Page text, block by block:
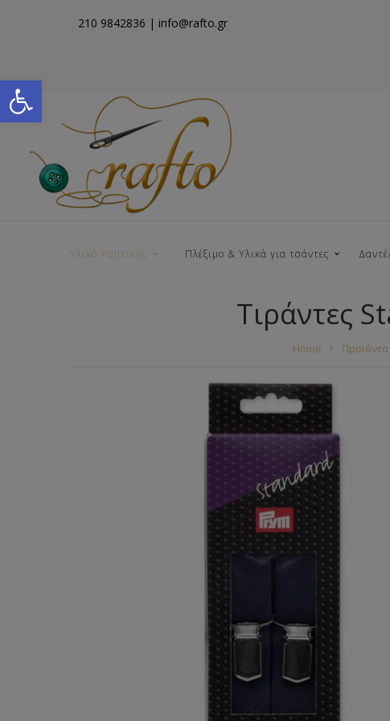
Open toolbar
210 9842836 | info@rafto.gr
Υλικά Ραπτικής Πλέξιμο & Υλικά για τσάντες
Νήματα για Τσάντες
Ιμάντες
Πλέγματα
Τιράντες
Home Προϊόντα